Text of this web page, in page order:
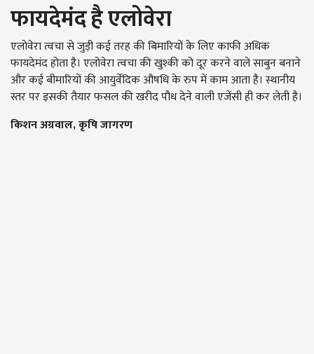
फायदेमंद है एलोवेरा
एलोवेरा त्वचा से जुड़ी कई तरह की बिमारियों के लिए काफी अधिक
फायदेमंद होता है। एलोवेरा त्वचा की खुश्की को दूर करने वाले साबुन बनाने
और कई बीमारियों की आयुर्वेदिक औषधि के रुप में काम आता है। स्थानीय
स्तर पर इसकी तैयार फसल की खरीद पौध देने वाली एजेंसी ही कर लेती है।
किशन अग्रवाल, कृषि जागरण